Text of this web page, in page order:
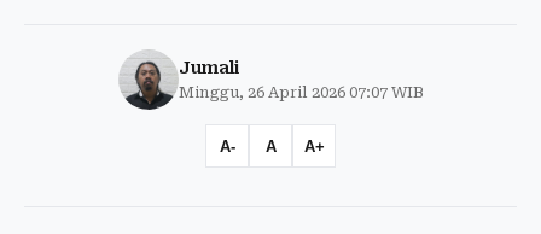
Jumali
Minggu, 26 April 2026 07:07 WIB
A- A A+